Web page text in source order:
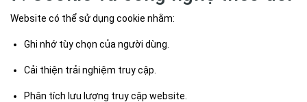
Website có thể sử dụng cookie nhằm:
Ghi nhớ tùy chọn của người dùng.
Cải thiện trải nghiệm truy cập.
Phân tích lưu lượng truy cập website.